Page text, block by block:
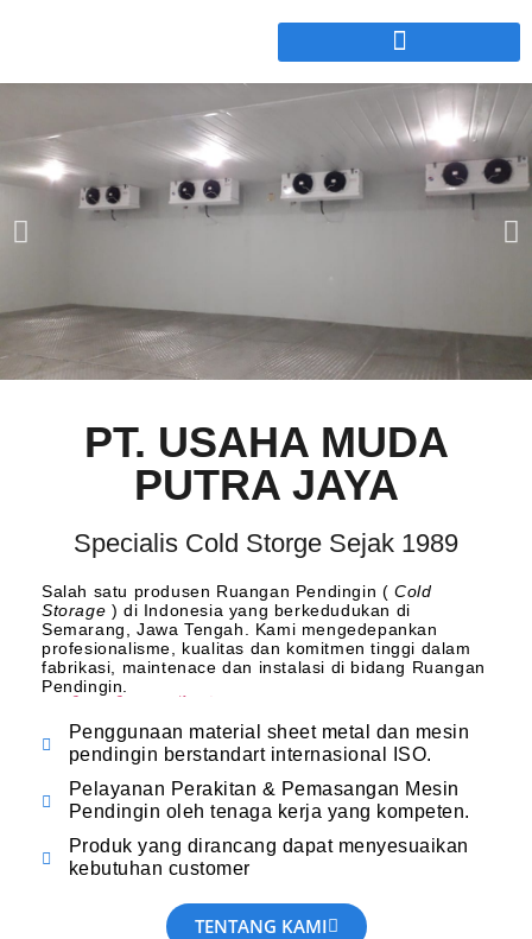
Cold Storage Indonesia
Tentang Kami
PT. USAHA MUDA
PUTRA JAYA
Specialis Cold Storge Sejak 1989
fafafa slot machine
Salah satu produsen Ruangan Pendingin ( Cold
Storage ) di Indonesia yang berkedudukan di
Semarang, Jawa Tengah. Kami mengedepankan
profesionalisme, kualitas dan komitmen tinggi dalam
fabrikasi, maintenace dan instalasi di bidang Ruangan
Pendingin.
Penggunaan material sheet metal dan mesin
pendingin berstandart internasional ISO.
Pelayanan Perakitan & Pemasangan Mesin
Pendingin oleh tenaga kerja yang kompeten.
Produk yang dirancang dapat menyesuaikan
kebutuhan customer
TENTANG KAMI